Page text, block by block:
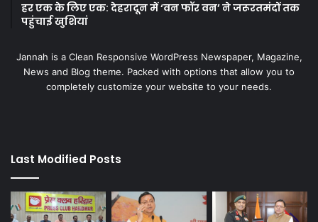
हर एक के लिए एक: देहरादून में ‘वन फॉर वन’ ने जरूरतमंदों तक
पहुंचाई खुशियां
Jannah is a Clean Responsive WordPress Newspaper, Magazine,
News and Blog theme. Packed with options that allow you to
completely customize your website to your needs.
Last Modified Posts